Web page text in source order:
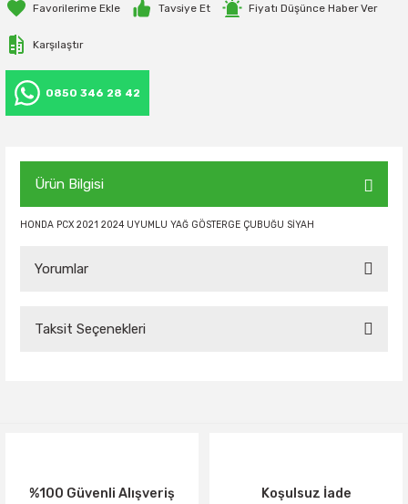
Tavsiye Et Fiyatı Düşünce Haber Ver
Karşılaştır
0850 346 28 42
Ürün Bilgisi
HONDA PCX 2021 2024 UYUMLU YAĞ GÖSTERGE ÇUBUĞU SİYAH
Yorumlar
Taksit Seçenekleri
%100 Güvenli Alışveriş Koşulsuz İade